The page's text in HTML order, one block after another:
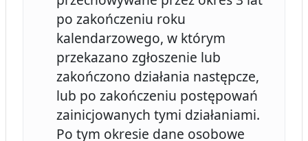
po zakończeniu roku
kalendarzowego, w którym
przekazano zgłoszenie lub
zakończono działania następcze,
lub po zakończeniu postępowań
zainicjowanych tymi działaniami.
Po tym okresie dane osobowe